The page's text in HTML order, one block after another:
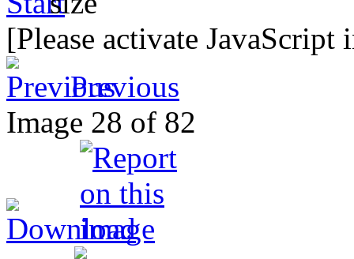
[Please activate
Previous
Image 28 of 82